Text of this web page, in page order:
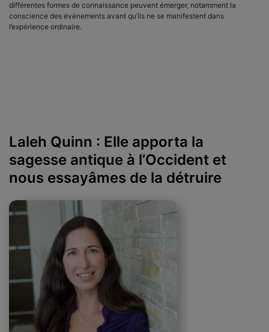
différentes formes de connaissance peuvent émerger, notamment la
conscience des événements avant qu’ils ne se manifestent dans
l’expérience ordinaire.
Laleh Quinn : Elle apporta la
sagesse antique à l’Occident et
nous essayâmes de la détruire